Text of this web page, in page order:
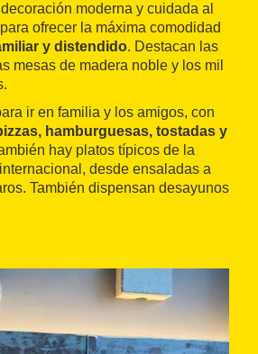
moderna y cuidada al
ofrecer la máxima comodidad
y distendido. Destacan las
mesas de madera noble y los mil
ir en familia y los amigos, con
hamburguesas, tostadas y
hay platos típicos de la
desde ensaladas a
También dispensan desayunos